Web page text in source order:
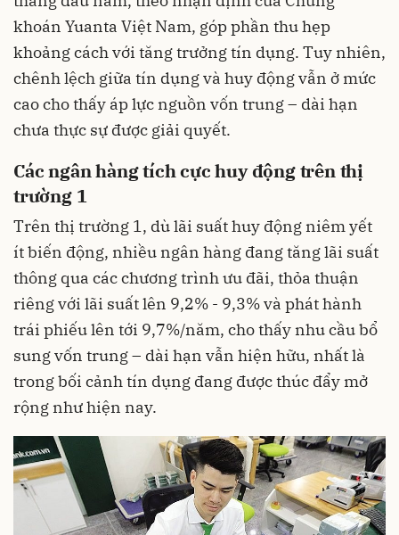
khoán Yuanta Việt Nam, góp phần thu hẹp
khoảng cách với tăng trưởng tín dụng. Tuy nhiên,
chênh lệch giữa tín dụng và huy động vẫn ở mức
cao cho thấy áp lực nguồn vốn trung – dài hạn
chưa thực sự được giải quyết.
Các ngân hàng tích cực huy động trên thị
trường 1
Trên thị trường 1, dù lãi suất huy động niêm yết
ít biến động, nhiều ngân hàng đang tăng lãi suất
thông qua các chương trình ưu đãi, thỏa thuận
riêng với lãi suất lên 9,2% - 9,3% và phát hành
trái phiếu lên tới 9,7%/năm, cho thấy nhu cầu bổ
sung vốn trung – dài hạn vẫn hiện hữu, nhất là
trong bối cảnh tín dụng đang được thúc đẩy mở
rộng như hiện nay.